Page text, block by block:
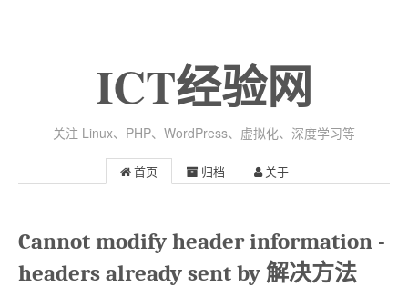
ICT经验网
关注 Linux、PHP、WordPress、虚拟化、深度学习等
首页 归档 关于
Cannot modify header information -
headers already sent by 解决方法